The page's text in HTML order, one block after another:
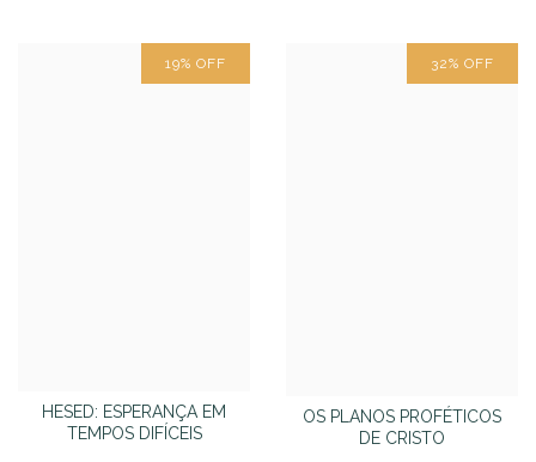
19% OFF
HESED: ESPERANÇA EM
TEMPOS DIFÍCEIS
32% OFF
OS PLANOS PROFÉTICOS
DE CRISTO